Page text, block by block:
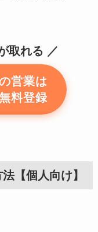
取れる
営業は
料登録
【個人向け】